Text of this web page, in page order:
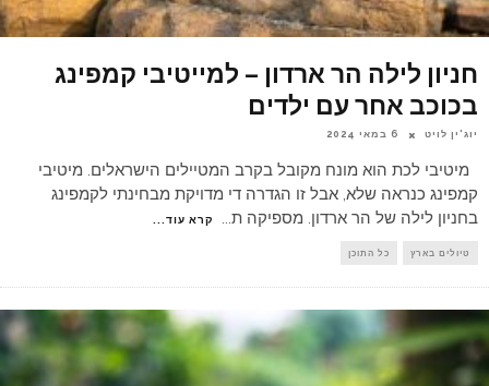
חניון לילה הר ארדון – למייטיבי קמפינג
בכוכב אחר עם ילדים
יוג'ין לויט 6 במאי 2024
מיטיבי לכת הוא מונח מקובל בקרב המטיילים הישראלים. מיטיבי
קמפינג כנראה שלא, אבל זו הגדרה די מדויקת מבחינתי לקמפינג
בחניון לילה של הר ארדון. מספיקה ת... קרא עוד...
טיולים בארץ כל התוכן